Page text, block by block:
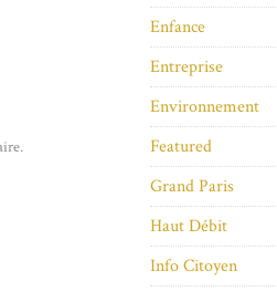
Enfance
Entreprise
Environnement
Featured
Grand Paris
Haut Débit
Info Citoyen